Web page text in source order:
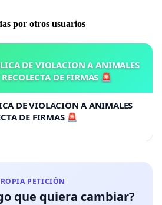
por otros usuarios
DE VIOLACION A ANIMALES
DE FIRMAS 🚨
DE VIOLACION A ANIMALES
DE FIRMAS 🚨
PETICIÓN
que quiera cambiar?